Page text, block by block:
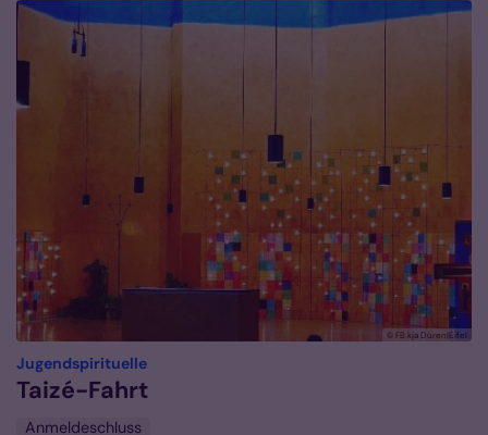
© FB kja Düren|Eifel
Jugendspirituelle:
Taizé-Fahrt
Anmeldeschluss